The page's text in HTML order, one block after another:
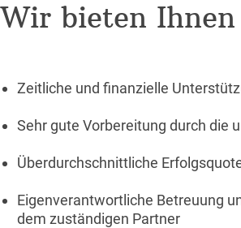
Wir bieten Ihnen
Zeitliche und finanzielle
Sehr gute Vorbereitung durch die
Überdurchschnittliche
Eigenverantwortliche Betreuung
dem zuständigen Partner